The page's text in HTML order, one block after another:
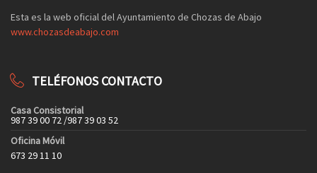
Esta es la web oficial del Ayuntamiento de Chozas de Abajo
www.chozasdeabajo.com
TELÉFONOS CONTACTO
Casa Consistorial
987 39 00 72 /987 39 03 52
Oficina Móvil
673 29 11 10